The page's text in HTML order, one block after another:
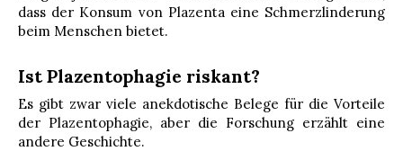
dass der Konsum von Plazenta eine Schmerzlinderung
beim Menschen bietet.
Ist Plazentophagie riskant?
Es gibt zwar viele anekdotische Belege für die Vorteile
der Plazentophagie, aber die Forschung erzählt eine
andere Geschichte.